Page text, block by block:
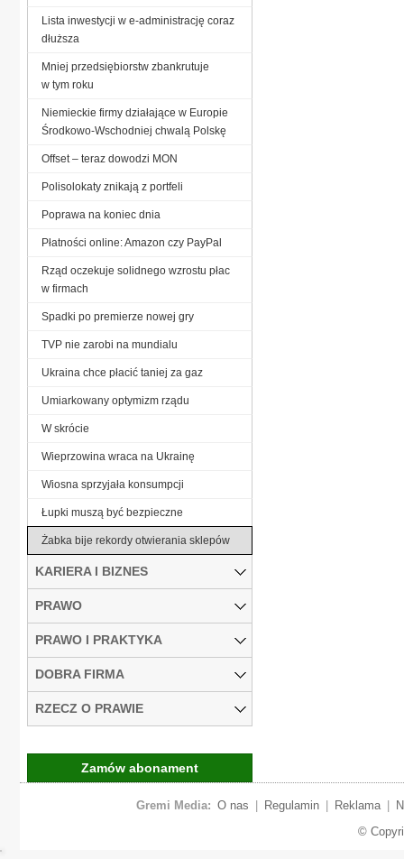
Lista inwestycji w e-administrację coraz
dłuższa
Mniej przedsiębiorstw zbankrutuje
w tym roku
Niemieckie firmy działające w Europie
Środkowo-Wschodniej chwalą Polskę
Offset – teraz dowodzi MON
Polisolokaty znikają z portfeli
Poprawa na koniec dnia
Płatności online: Amazon czy PayPal
Rząd oczekuje solidnego wzrostu płac
w firmach
Spadki po premierze nowej gry
TVP nie zarobi na mundialu
Ukraina chce płacić taniej za gaz
Umiarkowany optymizm rządu
W skrócie
Wieprzowina wraca na Ukrainę
Wiosna sprzyjała konsumpcji
Łupki muszą być bezpieczne
Żabka bije rekordy otwierania sklepów
KARIERA I BIZNES
PRAWO
PRAWO I PRAKTYKA
DOBRA FIRMA
RZECZ O PRAWIE
Zamów abonament
Gremi Media: O nas Regulamin Reklama
©